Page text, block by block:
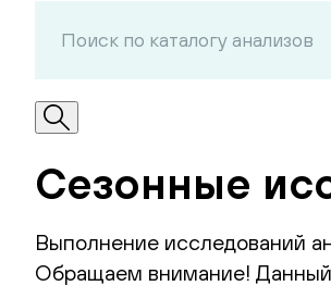
Сезонные
Выполнение исследований
Обращаем внимание! Данный